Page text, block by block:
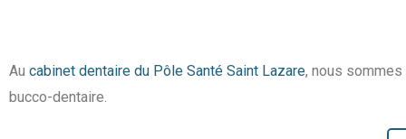
Au cabinet dentaire du Pôle Santé Saint Lazare, nous
bucco-dentaire.